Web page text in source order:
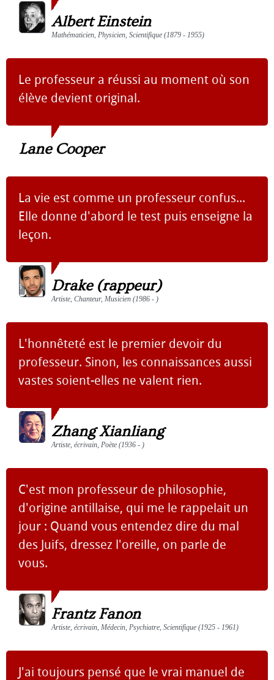
Albert Einstein
Mathématicien, Physicien, Scientifique (1879 - 1955)
Le professeur a réussi au moment où son
élève devient original.
Lane Cooper
La vie est comme un professeur confus...
Elle donne d'abord le test puis enseigne la
leçon.
Drake (rappeur)
Artiste, Chanteur, Musicien (1986 - )
L'honnêteté est le premier devoir du
professeur. Sinon, les connaissances aussi
vastes soient-elles ne valent rien.
Zhang Xianliang
Artiste, écrivain, Poète (1936 - )
C'est mon professeur de philosophie,
d'origine antillaise, qui me le rappelait un
jour : Quand vous entendez dire du mal
des Juifs, dressez l'oreille, on parle de
vous.
Frantz Fanon
Artiste, écrivain, Médecin, Psychiatre, Scientifique (1925 - 1961)
J'ai toujours pensé que le vrai manuel de